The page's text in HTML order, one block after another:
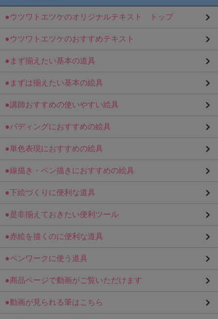
●ウツワトエツケのオリジナルテキスト トップ
●ウツワトエツケのおすすめテキスト
●まず揃えたい基本の道具
●まずは揃えたい基本の絵具
●講師おすすめの使いやすい絵具
●パディングにおすすめの絵具
●単色表現におすすめの絵具
●線描き・ペン描きにおすすめの絵具
●下絵づくりに便利な道具
●是非揃えておきたい便利ツール
●赤絵を描くのに便利な道具
●ペンワークに使う道具
●商品ページで動画がご覧いただけます
●動画が見られる筆はこちら